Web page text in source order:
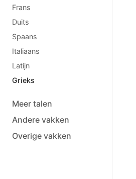
Frans
Duits
Spaans
Italiaans
Latijn
Grieks
Meer talen
Andere vakken
Overige vakken